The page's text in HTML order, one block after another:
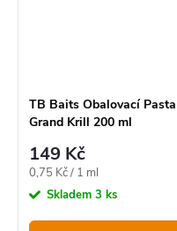
TB Baits Obalovací Pasta
Grand Krill 200 ml
149 Kč
Měrná
cena:
0,75 Kč / 1 ml
Skladem 3 ks